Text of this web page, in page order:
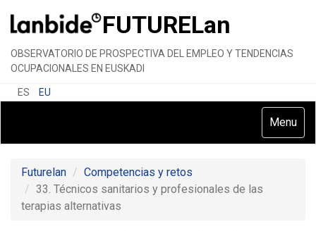
FUTURELan
OBSERVATORIO DE PROSPECTIVA DEL EMPLEO Y TENDENCIAS
OCUPACIONALES EN EUSKADI
ES EU
Toggle
Menu
Futurelan
Competencias y retos
33. Técnicos sanitarios y profesionales de las
terapias alternativas